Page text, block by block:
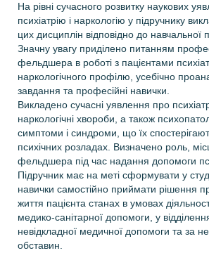
На рівні сучасного розвитку наукових
психіатрію і наркологію у підручнику
цих дисциплін відповідно до навчальної
Значну увагу приділено питанням
фельдшера в роботі з пацієнтами
наркологічного профілю, усебічно
завдання та професійні навички.
Викладено сучасні уявлення про
наркологічні хвороби, а також
симптоми і синдроми, що їх
психічних розладах. Визначено роль,
фельдшера під час надання допомоги
Підручник має на меті сформувати у
навички самостійно приймати рішення
життя пацієнта станах в умовах
медико-санітарної допомоги, у
невідкладної медичної допомоги та за
обставин.